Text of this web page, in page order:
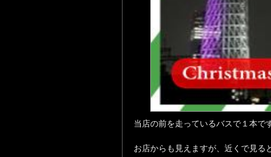
当店の前を走っているバスで１本で
お店からも見えますが、近くで見る